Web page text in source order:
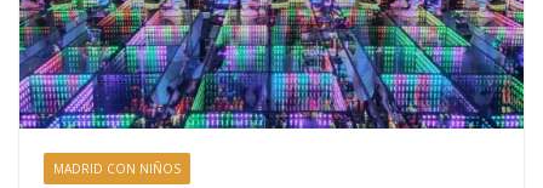
MADRID CON NIÑOS